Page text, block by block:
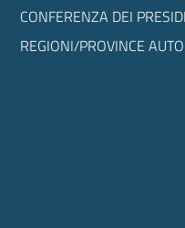
CONFERENZA DEI
REGIONI/PROVINCE